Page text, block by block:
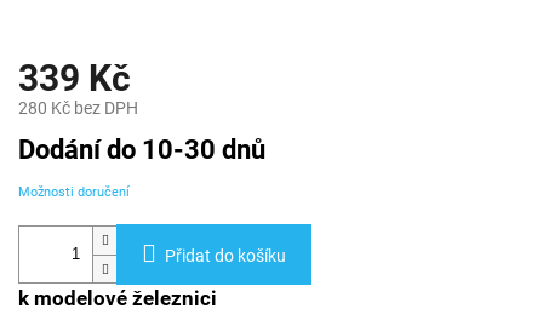
339 Kč
280 Kč bez DPH
Měrná
cena:
Dodání do 10-30 dnů
Možnosti doručení
Přidat do košíku
k modelové železnici